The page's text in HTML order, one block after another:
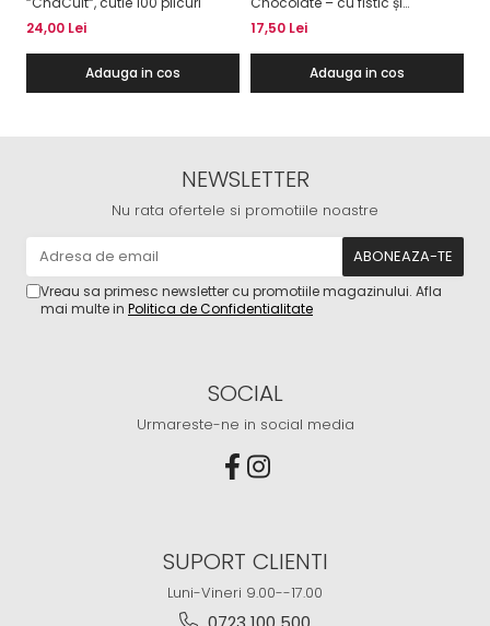
24,00 Lei
Adauga in cos
ciocolată, 50g
17,50 Lei
Adauga in cos
NEWSLETTER
Nu rata ofertele si promotiile noastre
Vreau sa primesc newsletter cu promotiile magazinului. Afla
mai multe in Politica de Confidentialitate
SOCIAL
Urmareste-ne in social media
SUPORT CLIENTI
Luni-Vineri 9.00--17.00